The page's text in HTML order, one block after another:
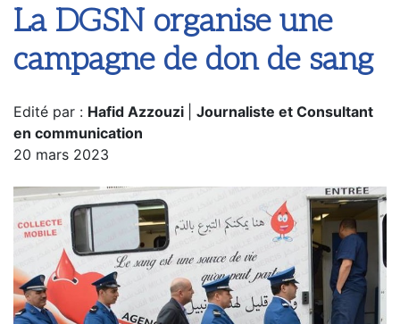
La DGSN organise une
campagne de don de sang
Edité par : Hafid Azzouzi
Journaliste et Consultant
en communication
20 mars 2023